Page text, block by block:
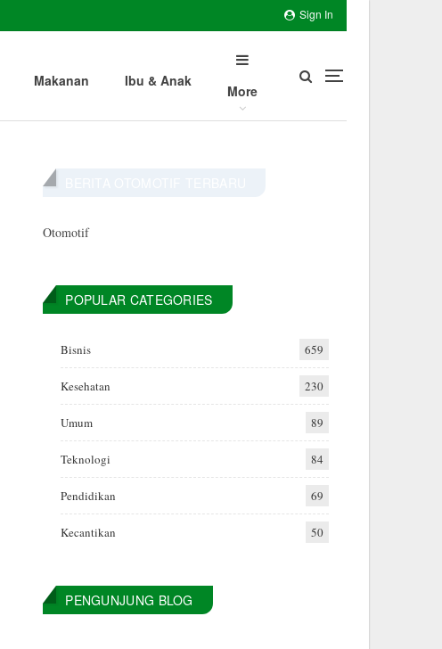
Sign In
Makanan Ibu & Anak
More
Otomotif
POPULAR CATEGORIES
Bisnis 659
Kesehatan 230
Umum 89
Teknologi 84
Pendidikan 69
Kecantikan 50
PENGUNJUNG BLOG